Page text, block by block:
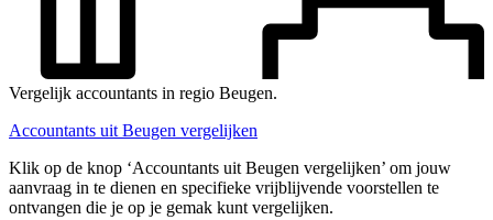
Vergelijk accountants in regio Beugen.
Accountants uit Beugen vergelijken
Klik op de knop ‘Accountants uit Beugen vergelijken’ om jouw
aanvraag in te dienen en specifieke vrijblijvende voorstellen te
ontvangen die je op je gemak kunt vergelijken.